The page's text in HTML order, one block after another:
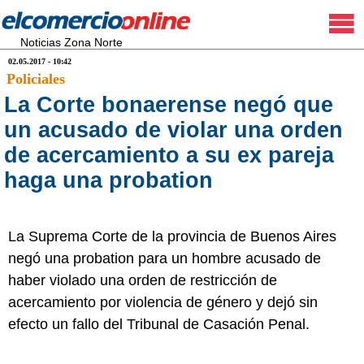
Noticias Zona Norte
02.05.2017 - 10:42
Policiales
La Corte bonaerense negó que
un acusado de violar una orden
de acercamiento a su ex pareja
haga una probation
La Suprema Corte de la provincia de Buenos Aires
negó una probation para un hombre acusado de
haber violado una orden de restricción de
acercamiento por violencia de género y dejó sin
efecto un fallo del Tribunal de Casación Penal.